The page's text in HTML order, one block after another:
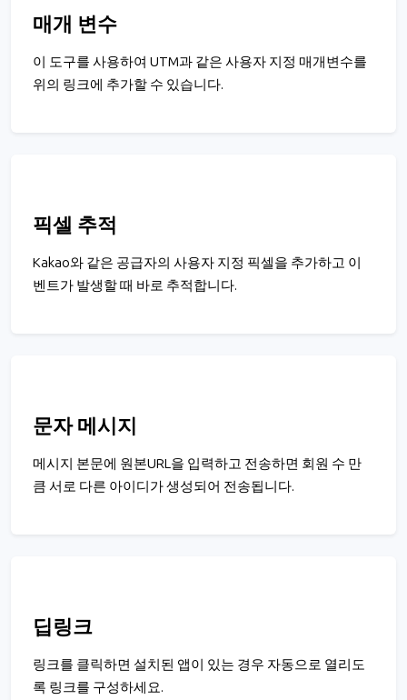
매개 변수
이 도구를 사용하여 UTM과 같은 사용자 지정 매개변수를
위의 링크에 추가할 수 있습니다.
픽셀 추적
Kakao와 같은 공급자의 사용자 지정 픽셀을 추가하고 이
벤트가 발생할 때 바로 추적합니다.
문자 메시지
메시지 본문에 원본URL을 입력하고 전송하면 회원 수 만
큼 서로 다른 아이디가 생성되어 전송됩니다.
딥링크
링크를 클릭하면 설치된 앱이 있는 경우 자동으로 열리도
록 링크를 구성하세요.